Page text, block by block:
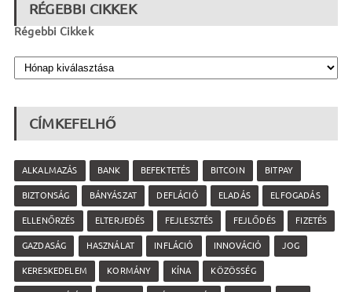
RÉGEBBI CIKKEK
Régebbi Cikkek
CÍMKEFELHŐ
ALKALMAZÁS BANK BEFEKTETÉS BITCOIN BITPAY
BIZTONSÁG BÁNYÁSZAT DEFLÁCIÓ ELADÁS ELFOGADÁS
ELLENŐRZÉS ELTERJEDÉS FEJLESZTÉS FEJLŐDÉS FIZETÉS
GAZDASÁG HASZNÁLAT INFLÁCIÓ INNOVÁCIÓ JOG
KERESKEDELEM KORMÁNY KÍNA KÖZÖSSÉG